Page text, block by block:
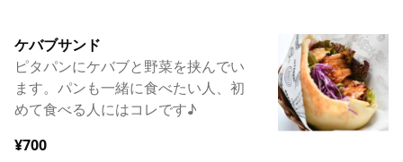
ケバブサンド
ピタパンにケバブと野菜を挟んでい
ます。パンも一緒に食べたい人、初
めて食べる人にはコレです♪
¥700